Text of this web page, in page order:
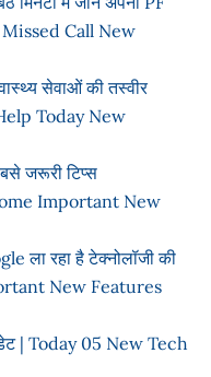
Call New
सेवाओं की तस्वीर
Today New
जरूरी टिप्स
Important New
ला रहा है टेक्नोलॉजी की
New Features
| Today 05 New Tech